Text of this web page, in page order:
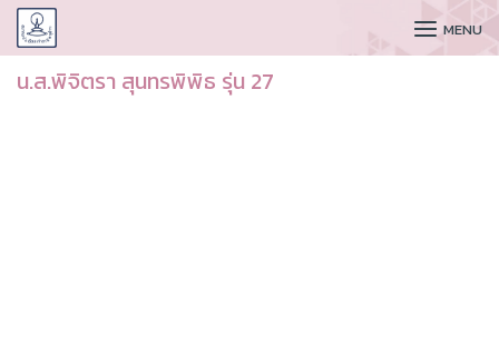
CUDAA MENU
น.ส.พิจิตรา สุนทรพิพิธ รุ่น 27